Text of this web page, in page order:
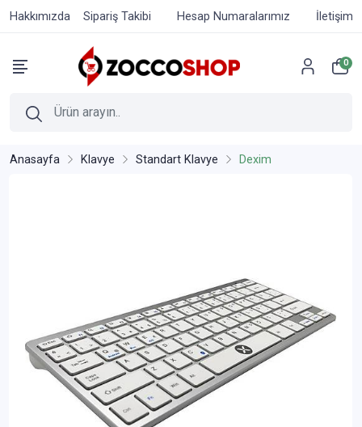
Hakkımızda Sipariş Takibi Hesap Numaralarımız İletişim
0
Anasayfa Klavye Standart Klavye Dexim